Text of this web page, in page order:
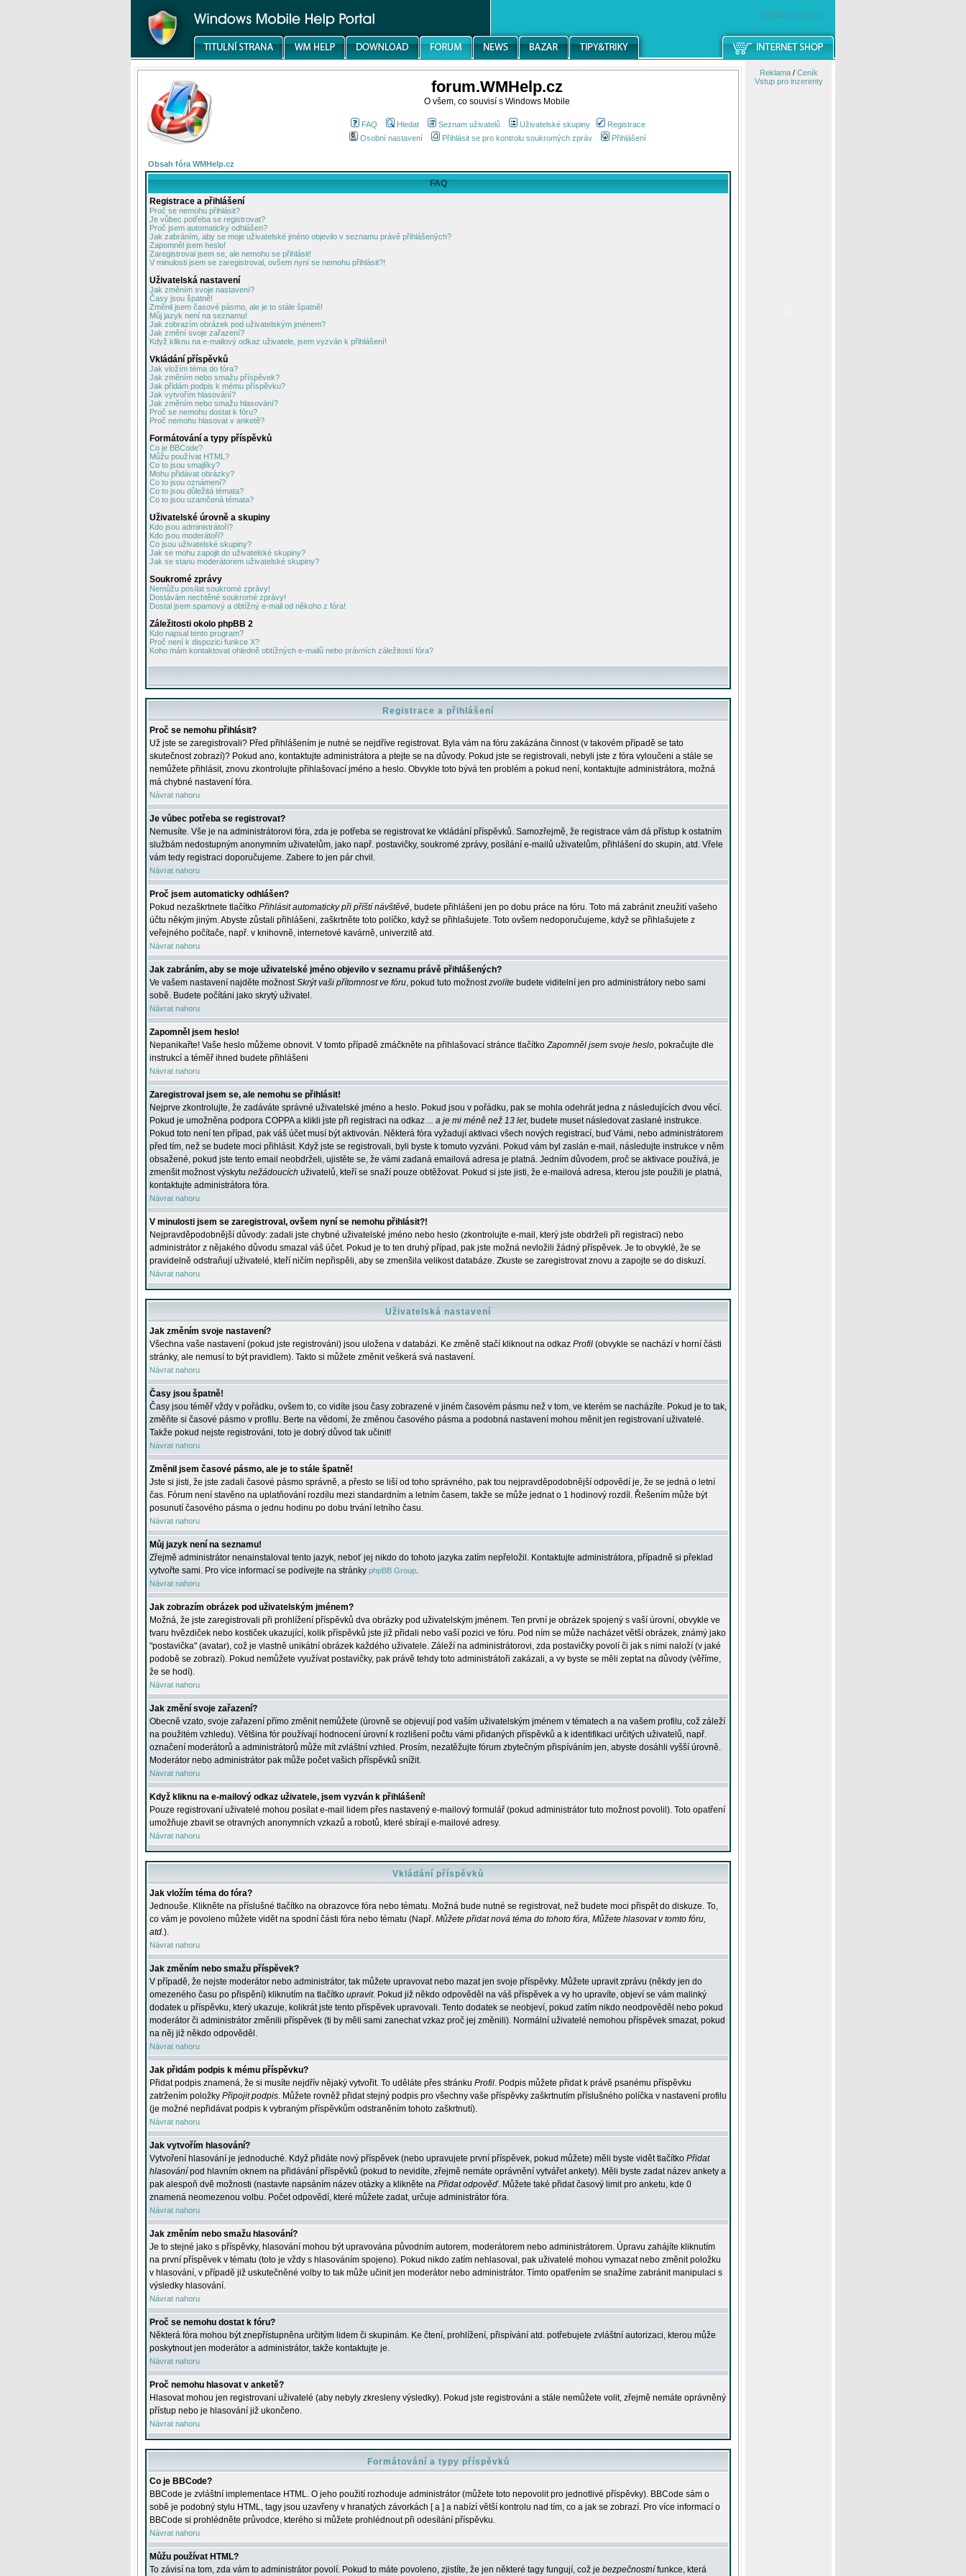
windowsmobile.cz
forum.WMHelp.cz
O všem, co souvisí s Windows Mobile
FAQ Hledat Seznam uživatelů Uživatelské skupiny
Registrace
Osobní nastavení
Přihlásit se pro kontrolu soukromých zpráv Přihlášení
Obsah fóra WMHelp.cz
FAQ
Registrace a přihlášení
Proč se nemohu přihlásit?
Je vůbec potřeba se registrovat?
Proč jsem automaticky odhlášen?
Jak zabráním, aby se moje uživatelské jméno objevilo v seznamu právě přihlášených?
Zapomněl jsem heslo!
Zaregistroval jsem se, ale nemohu se přihlásit!
V minulosti jsem se zaregistroval, ovšem nyní se nemohu přihlásit?!
Uživatelská nastavení
Jak změním svoje nastavení?
Časy jsou špatně!
Změnil jsem časové pásmo, ale je to stále špatně!
Můj jazyk není na seznamu!
Jak zobrazím obrázek pod uživatelským jménem?
Jak změní svoje zařazení?
Když kliknu na e-mailový odkaz uživatele, jsem vyzván k přihlášení!
Vkládání příspěvků
Jak vložím téma do fóra?
Jak změním nebo smažu příspěvek?
Jak přidám podpis k mému příspěvku?
Jak vytvořím hlasování?
Jak změním nebo smažu hlasování?
Proč se nemohu dostat k fóru?
Proč nemohu hlasovat v anketě?
Formátování a typy příspěvků
Co je BBCode?
Můžu používat HTML?
Co to jsou smajlíky?
Mohu přidávat obrázky?
Co to jsou oznámení?
Co to jsou důležitá témata?
Co to jsou uzamčená témata?
Uživatelské úrovně a skupiny
Kdo jsou administrátoři?
Kdo jsou moderátoři?
Co jsou uživatelské skupiny?
Jak se mohu zapojit do uživatelské skupiny?
Jak se stanu moderátorem uživatelské skupiny?
Soukromé zprávy
Nemůžu posílat soukromé zprávy!
Dostávám nechtěné soukromé zprávy!
Dostal jsem spamový a obtížný e-mail od někoho z fóra!
Záležitosti okolo phpBB 2
Kdo napsal tento program?
Proč není k dispozici funkce X?
Koho mám kontaktovat ohledně obtížných e-mailů nebo právních záležitostí fóra?
Registrace a přihlášení
Proč se nemohu přihlásit?
Už jste se zaregistrovali? Před přihlášením je nutné se nejdříve registrovat. Byla vám na fóru zakázána činnost (v takovém případě se tato
skutečnost zobrazí)? Pokud ano, kontaktujte administrátora a ptejte se na důvody. Pokud jste se registrovali, nebyli jste z fóra vyloučeni a stále se
nemůžete přihlásit, znovu zkontrolujte přihlašovací jméno a heslo. Obvykle toto bývá ten problém a pokud není, kontaktujte administrátora, možná
má chybné nastavení fóra.
Návrat nahoru
Je vůbec potřeba se registrovat?
Nemusíte. Vše je na administrátorovi fóra, zda je potřeba se registrovat ke vkládání příspěvků. Samozřejmě, že registrace vám dá přístup k ostatním
službám nedostupným anonymním uživatelům, jako např. postavičky, soukromé zprávy, posílání e-mailů uživatelům, přihlášení do skupin, atd. Vřele
vám tedy registraci doporučujeme. Zabere to jen pár chvil.
Návrat nahoru
Proč jsem automaticky odhlášen?
Pokud nezaškrtnete tlačítko Přihlásit automaticky při příští návštěvě, budete přihlášeni jen po dobu práce na fóru. Toto má zabránit zneužití vašeho
účtu někým jiným. Abyste zůstali přihlášeni, zaškrtněte toto políčko, když se přihlašujete. Toto ovšem nedoporučujeme, když se přihlašujete z
veřejného počítače, např. v knihovně, internetové kavárně, univerzitě atd.
Návrat nahoru
Jak zabráním, aby se moje uživatelské jméno objevilo v seznamu právě přihlášených?
Ve vašem nastavení najděte možnostSkrýt vaši přítomnost ve fóru, pokud tuto možnostzvolíte budete viditelní jen pro administrátory nebo sami
sobě. Budete počítáni jako skrytý uživatel.
Návrat nahoru
Zapomněl jsem heslo!
Nepanikařte! Vaše heslo můžeme obnovit. V tomto případě zmáčkněte na přihlašovací stránce tlačítkoZapomněl jsem svoje heslo, pokračujte dle
instrukcí a téměř ihned budete přihlášeni
Návrat nahoru
Zaregistroval jsem se, ale nemohu se přihlásit!
Nejprve zkontrolujte, že zadáváte správné uživatelské jméno a heslo. Pokud jsou v pořádku, pak se mohla odehrát jedna z následujících dvou věcí.
Pokud je umožněna podpora COPPA a klikli jste při registraci na odkaz ... a je mi méně než 13 let, budete muset následovat zaslané instrukce.
Pokud toto není ten případ, pak váš účet musí být aktivován. Některá fóra vyžadují aktivaci všech nových registrací, buď Vámi, nebo administrátorem
před tím, než se budete moci přihlásit. Když jste se registrovali, byli byste k tomuto vyzváni. Pokud vám byl zaslán e-mail, následujte instrukce v něm
obsažené, pokud jste tento email neobdrželi, ujistěte se, že vámi zadaná emailová adresa je platná. Jedním důvodem, proč se aktivace používá, je
zmenšit možnost výskytu nežádoucích uživatelů, kteří se snaží pouze obtěžovat. Pokud si jste jisti, že e-mailová adresa, kterou jste použili je platná,
kontaktujte administrátora fóra.
Návrat nahoru
V minulosti jsem se zaregistroval, ovšem nyní se nemohu přihlásit?!
Nejpravděpodobnější důvody: zadali jste chybné uživatelské jméno nebo heslo (zkontrolujte e-mail, který jste obdrželi při registraci) nebo
administrátor z nějakého důvodu smazal váš účet. Pokud je to ten druhý případ, pak jste možná nevložili žádný příspěvek. Je to obvyklé, že se
pravidelně odstraňují uživatelé, kteří ničím nepřispěli, aby se zmenšila velikost databáze. Zkuste se zaregistrovat znovu a zapojte se do diskuzí.
Návrat nahoru
Uživatelská nastavení
Jak změním svoje nastavení?
Všechna vaše nastavení (pokud jste registrováni) jsou uložena v databázi. Ke změně stačí kliknout na odkaz Profil (obvykle se nachází v horní části
stránky, ale nemusí to být pravidlem). Takto si můžete změnit veškerá svá nastavení.
Návrat nahoru
Časy jsou špatně!
Časy jsou téměř vždy v pořádku, ovšem to, co vidíte jsou časy zobrazené v jiném časovém pásmu než v tom, ve kterém se nacházíte. Pokud je to tak,
změňte si časové pásmo v profilu. Berte na vědomí, že změnou časového pásma a podobná nastavení mohou měnit jen registrovaní uživatelé.
Takže pokud nejste registrováni, toto je dobrý důvod tak učinit!
Návrat nahoru
Změnil jsem časové pásmo, ale je to stále špatně!
Jste si jisti, že jste zadali časové pásmo správně, a přesto se liší od toho správného, pak tou nejpravděpodobnější odpovědí je, že se jedná o letní
čas. Fórum není stavěno na uplatňování rozdílu mezi standardním a letním časem, takže se může jednat o 1 hodinový rozdíl. Řešením může být
posunutí časového pásma o jednu hodinu po dobu trvání letního času.
Návrat nahoru
Můj jazyk není na seznamu!
Zřejmě administrátor nenainstaloval tento jazyk, neboť jej nikdo do tohoto jazyka zatím nepřeložil. Kontaktujte administrátora, případně si překlad
vytvořte sami. Pro více informací se podívejte na stránky phpBB Group.
Návrat nahoru
Jak zobrazím obrázek pod uživatelským jménem?
Možná, že jste zaregistrovali při prohlížení příspěvků dva obrázky pod uživatelským jménem. Ten první je obrázek spojený s vaší úrovní, obvykle ve
tvaru hvězdiček nebo kostiček ukazující, kolik příspěvků jste již přidali nebo vaší pozici ve fóru. Pod ním se může nacházet větší obrázek, známý jako
"postavička" (avatar), což je vlastně unikátní obrázek každého uživatele. Záleží na administrátorovi, zda postavičky povolí či jak s nimi naloží (v jaké
podobě se zobrazí). Pokud nemůžete využívat postavičky, pak právě tehdy toto administrátoři zakázali, a vy byste se měli zeptat na důvody (věříme,
že se hodí).
Návrat nahoru
Jak změní svoje zařazení?
Obecně vzato, svoje zařazení přímo změnit nemůžete (úrovně se objevují pod vaším uživatelským jménem v tématech a na vašem profilu, což záleží
na použitém vzhledu). Většina fór používají hodnocení úrovní k rozlišení počtu vámi přidaných příspěvků a k identifikaci určitých uživatelů, např.
označení moderátorů a administrátorů může mít zvláštní vzhled. Prosím, nezatěžujte fórum zbytečným přispíváním jen, abyste dosáhli vyšší úrovně.
Moderátor nebo administrátor pak může počet vašich příspěvků snížit.
Návrat nahoru
Když kliknu na e-mailový odkaz uživatele, jsem vyzván k přihlášení!
Pouze registrovaní uživatelé mohou posílat e-mail lidem přes nastavený e-mailový formulář (pokud administrátor tuto možnost povolil). Toto opatření
umožňuje zbavit se otravných anonymních vzkazů a robotů, které sbírají e-mailové adresy.
Návrat nahoru
Vkládání příspěvků
Jak vložím téma do fóra?
Jednouše. Klikněte na příslušné tlačítko na obrazovce fóra nebo tématu. Možná bude nutné se registrovat, než budete moci přispět do diskuze. To,
co vám je povoleno můžete vidět na spodní části fóra nebo tématu (Např. Můžete přidat nová téma do tohoto fóra, Můžete hlasovat v tomto fóru,
atd.).
Návrat nahoru
Jak změním nebo smažu příspěvek?
V případě, že nejste moderátor nebo administrátor, tak můžete upravovat nebo mazat jen svoje příspěvky. Můžete upravit zprávu (někdy jen do
omezeného času po přispění) kliknutím na tlačítko upravit. Pokud již někdo odpověděl na váš příspěvek a vy ho upravíte, objeví se vám malinký
dodatek u příspěvku, který ukazuje, kolikrát jste tento příspěvek upravovali. Tento dodatek se neobjeví, pokud zatím nikdo neodpověděl nebo pokud
moderátor či administrátor změnili příspěvek (ti by měli sami zanechat vzkaz proč jej změnili). Normální uživatelé nemohou příspěvek smazat, pokud
na něj již někdo odpověděl.
Návrat nahoru
Jak přidám podpis k mému příspěvku?
Přidat podpis znamená, že si musíte nejdřív nějaký vytvořit. To uděláte přes stránku Profil. Podpis můžete přidat k právě psanému příspěvku
zatržením položky Připojit podpis. Můžete rovněž přidat stejný podpis pro všechny vaše příspěvky zaškrtnutím příslušného políčka v nastavení profilu
(je možné nepřidávat podpis k vybraným příspěvkům odstraněním tohoto zaškrtnutí).
Návrat nahoru
Jak vytvořím hlasování?
Vytvoření hlasování je jednoduché. Když přidáte nový příspěvek (nebo upravujete první příspěvek, pokud můžete) měli byste vidět tlačítko Přidat
hlasování pod hlavním oknem na přidávání příspěvků (pokud to nevidíte, zřejmě nemáte oprávnění vytvářet ankety). Měli byste zadat název ankety a
pak alespoň dvě možnosti (nastavte napsáním název otázky a klikněte na Přidat odpověď. Můžete také přidat časový limit pro anketu, kde 0
znamená neomezenou volbu. Počet odpovědí, které můžete zadat, určuje administrátor fóra.
Návrat nahoru
Jak změním nebo smažu hlasování?
Je to stejné jako s příspěvky, hlasování mohou být upravována původním autorem, moderátorem nebo administrátorem. Úpravu zahájíte kliknutím
na první příspěvek v tématu (toto je vždy s hlasováním spojeno). Pokud nikdo zatím nehlasoval, pak uživatelé mohou vymazat nebo změnit položku
v hlasování, v případě již uskutečněné volby to tak může učinit jen moderátor nebo administrátor. Tímto opatřením se snažíme zabránit manipulaci s
výsledky hlasování.
Návrat nahoru
Proč se nemohu dostat k fóru?
Některá fóra mohou být znepřístupněna určitým lidem či skupinám. Ke čtení, prohlížení, přispívání atd. potřebujete zvláštní autorizaci, kterou může
poskytnout jen moderátor a administrátor, takže kontaktujte je.
Návrat nahoru
Proč nemohu hlasovat v anketě?
Hlasovat mohou jen registrovaní uživatelé (aby nebyly zkresleny výsledky). Pokud jste registrováni a stále nemůžete volit, zřejmě nemáte oprávněný
přístup nebo je hlasování již ukončeno.
Návrat nahoru
Formátování a typy příspěvků
Co je BBCode?
BBCode je zvláštní implementace HTML. O jeho použití rozhoduje administrátor (můžete toto nepovolit pro jednotlivé příspěvky). BBCode sám o
sobě je podobný stylu HTML, tagy jsou uzavřeny v hranatých závorkách [ a ] a nabízí větší kontrolu nad tím, co a jak se zobrazí. Pro více informací o
BBCode si prohlédněte průvodce, kterého si můžete prohlédnout při odesílání příspěvku.
Návrat nahoru
Můžu používat HTML?
To závisí na tom, zda vám to administrátor povolí. Pokud to máte povoleno, zjistíte, že jen některé tagy fungují, což je bezpečnostní funkce, která
Reklama/ Ceník
Vstup pro inzerenty